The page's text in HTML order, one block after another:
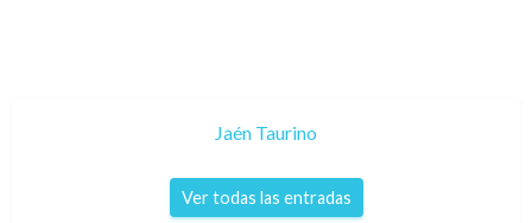
Jaén Taurino
Ver todas las entradas